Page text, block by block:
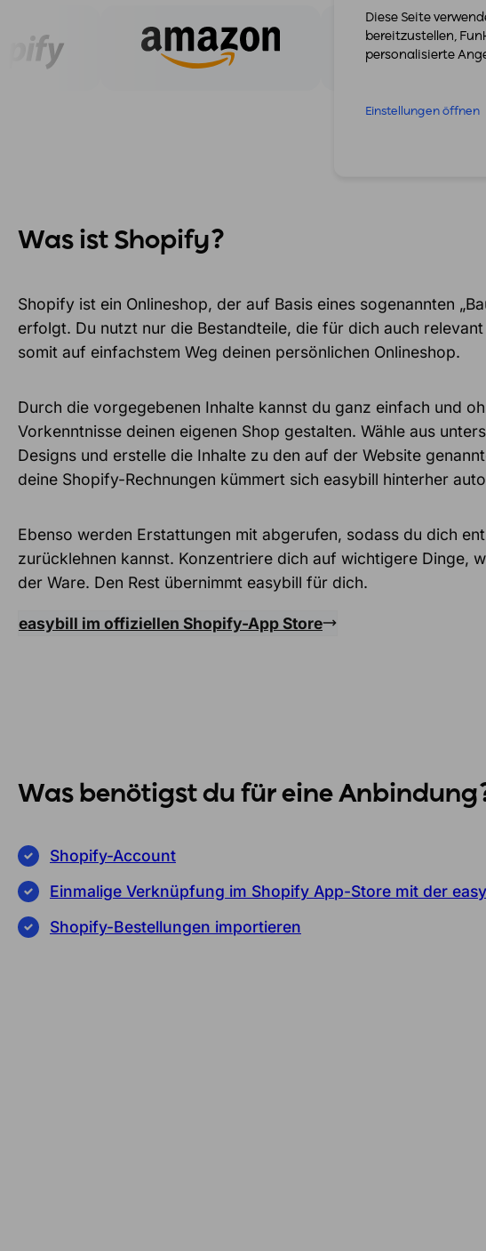
Was ist Shopify?
Shopify ist ein Onlineshop, der auf Basis eines sogenannten
erfolgt. Du nutzt nur die Bestandteile, die für dich auch
somit auf einfachstem Weg deinen persönlichen Onlineshop.
Durch die vorgegebenen Inhalte kannst du ganz einfach und
Vorkenntnisse deinen eigenen Shop gestalten. Wähle aus
Designs und erstelle die Inhalte zu den auf der Website
deine Shopify-Rechnungen kümmert sich easybill hinterher
Ebenso werden Erstattungen mit abgerufen, sodass du dich
zurücklehnen kannst. Konzentriere dich auf wichtigere Dinge,
der Ware. Den Rest übernimmt easybill für dich.
easybill im offiziellen Shopify-App Store
Was benötigst du für eine
Shopify-Account
Einmalige Verknüpfung im Shopify App-Store mit der
Shopify-Bestellungen importieren
Diese Seite
bereitzustellen,
personalisierte
Einstellungen öffnen